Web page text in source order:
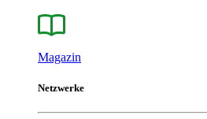
Magazin
Netzwerke